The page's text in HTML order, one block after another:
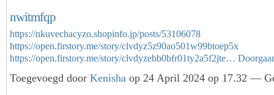
nwitmfqp
https://nkuvechacyzo.shopinfo.jp/posts/53106078
https://open.firstory.me/story/clvdyz5z90ao501w99btoep5x
https://open.firstory.me/story/clvdyzebb0bfr01ty2a5f2jte…
Toegevoegd door Kenisha op 24 April 2024 op 17.32 —